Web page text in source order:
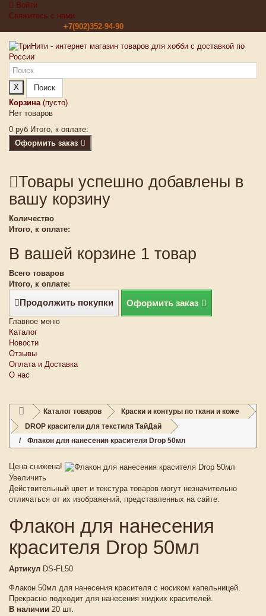
Войти
Свяжитесь с нами
+7(902)352-94-90
X
Поиск
Корзина (пусто)
Нет товаров
0 руб Итого, к оплате:
Оформить заказ
Товары успешно добавлены в
вашу корзину
Количество
Итого, к оплате:
В вашей корзине 1 товар
Всего товаров
Итого, к оплате:
Продолжить покупки Оформить заказ
Главное меню
Каталог
Новости
Отзывы
Оплата и Доставка
О нас
Каталог товаров
Краски и контуры по ткани и коже
DROP красители для текстиля ТайДай
Флакон для нанесения красителя Drop 50мл
Цена снижена!
Увеличить
Действительный цвет и текстура товаров могут незначительно
отличаться от их изображений, представленных на сайте.
Флакон для нанесения
красителя Drop 50мл
Артикул DS-FL50
Флакон 50мл для нанесения красителя с носиком капельницей.
Прекрасно подходит для нанесения жидких красителей.
В наличии 20 шт.